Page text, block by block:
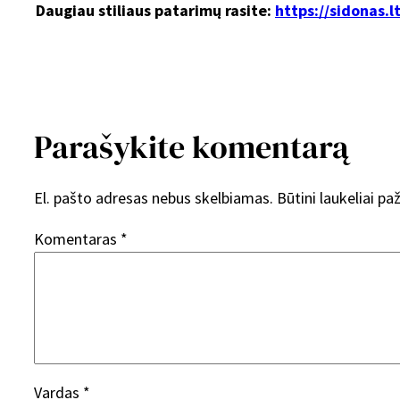
Daugiau stiliaus patarimų rasite: https://
Parašykite komentarą
El. pašto adresas nebus skelbiamas. Būtini laukeliai
Komentaras *
Vardas *